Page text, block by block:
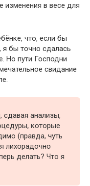
изменения в весе для
что, если бы
я бы точно сдалась
Но пути Господни
свидание
сдавая анализы,
которые
(правда, чуть
лихорадочно
делать? Что я